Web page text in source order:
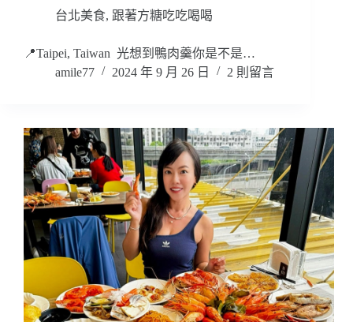
台北美食, 跟著方糖吃吃喝喝
📍Taipei, Taiwan 光想到鴨肉羹你是不是…
amile77
2024 年 9 月 26 日 2 則留言